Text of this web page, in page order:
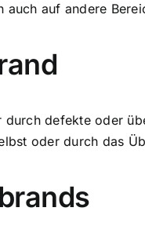
auch auf andere
defekte oder
oder durch das